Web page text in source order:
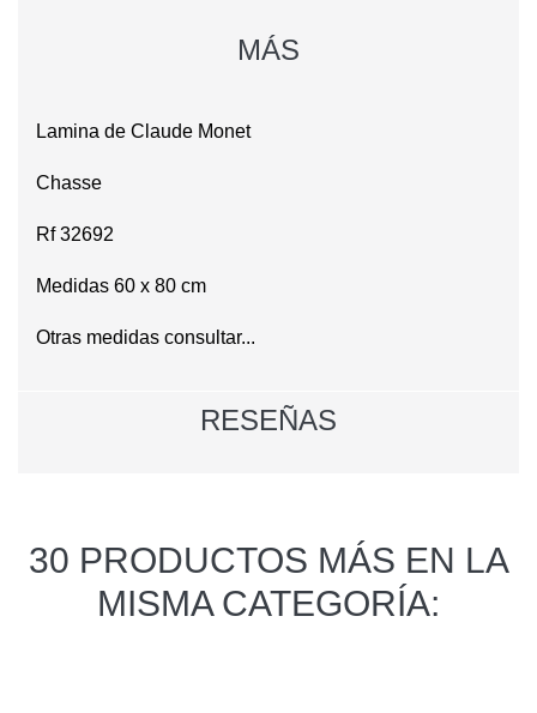
MÁS
Lamina de Claude Monet
Chasse
Rf 32692
Medidas 60 x 80 cm
Otras medidas consultar...
RESEÑAS
30 PRODUCTOS MÁS EN LA
MISMA CATEGORÍA: